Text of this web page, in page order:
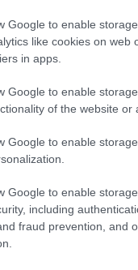
Google to enable storage
like cookies on web
in apps.
Google to enable storage
of the website or
Google to enable storage
Google to enable storage
including
fraud prevention, and
τους
18·06·2026 21:37